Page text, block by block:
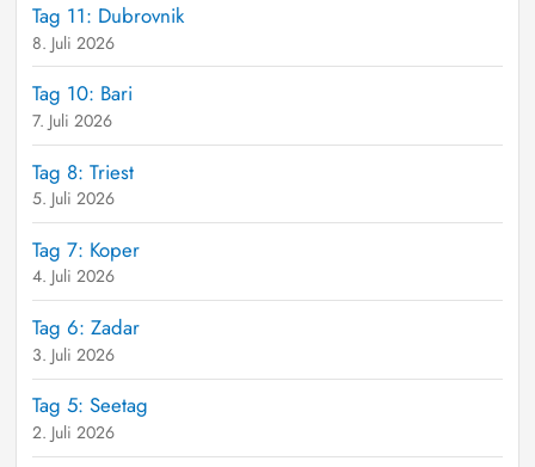
Tag 11: Dubrovnik
8. Juli 2026
Tag 10: Bari
7. Juli 2026
Tag 8: Triest
5. Juli 2026
Tag 7: Koper
4. Juli 2026
Tag 6: Zadar
3. Juli 2026
Tag 5: Seetag
2. Juli 2026